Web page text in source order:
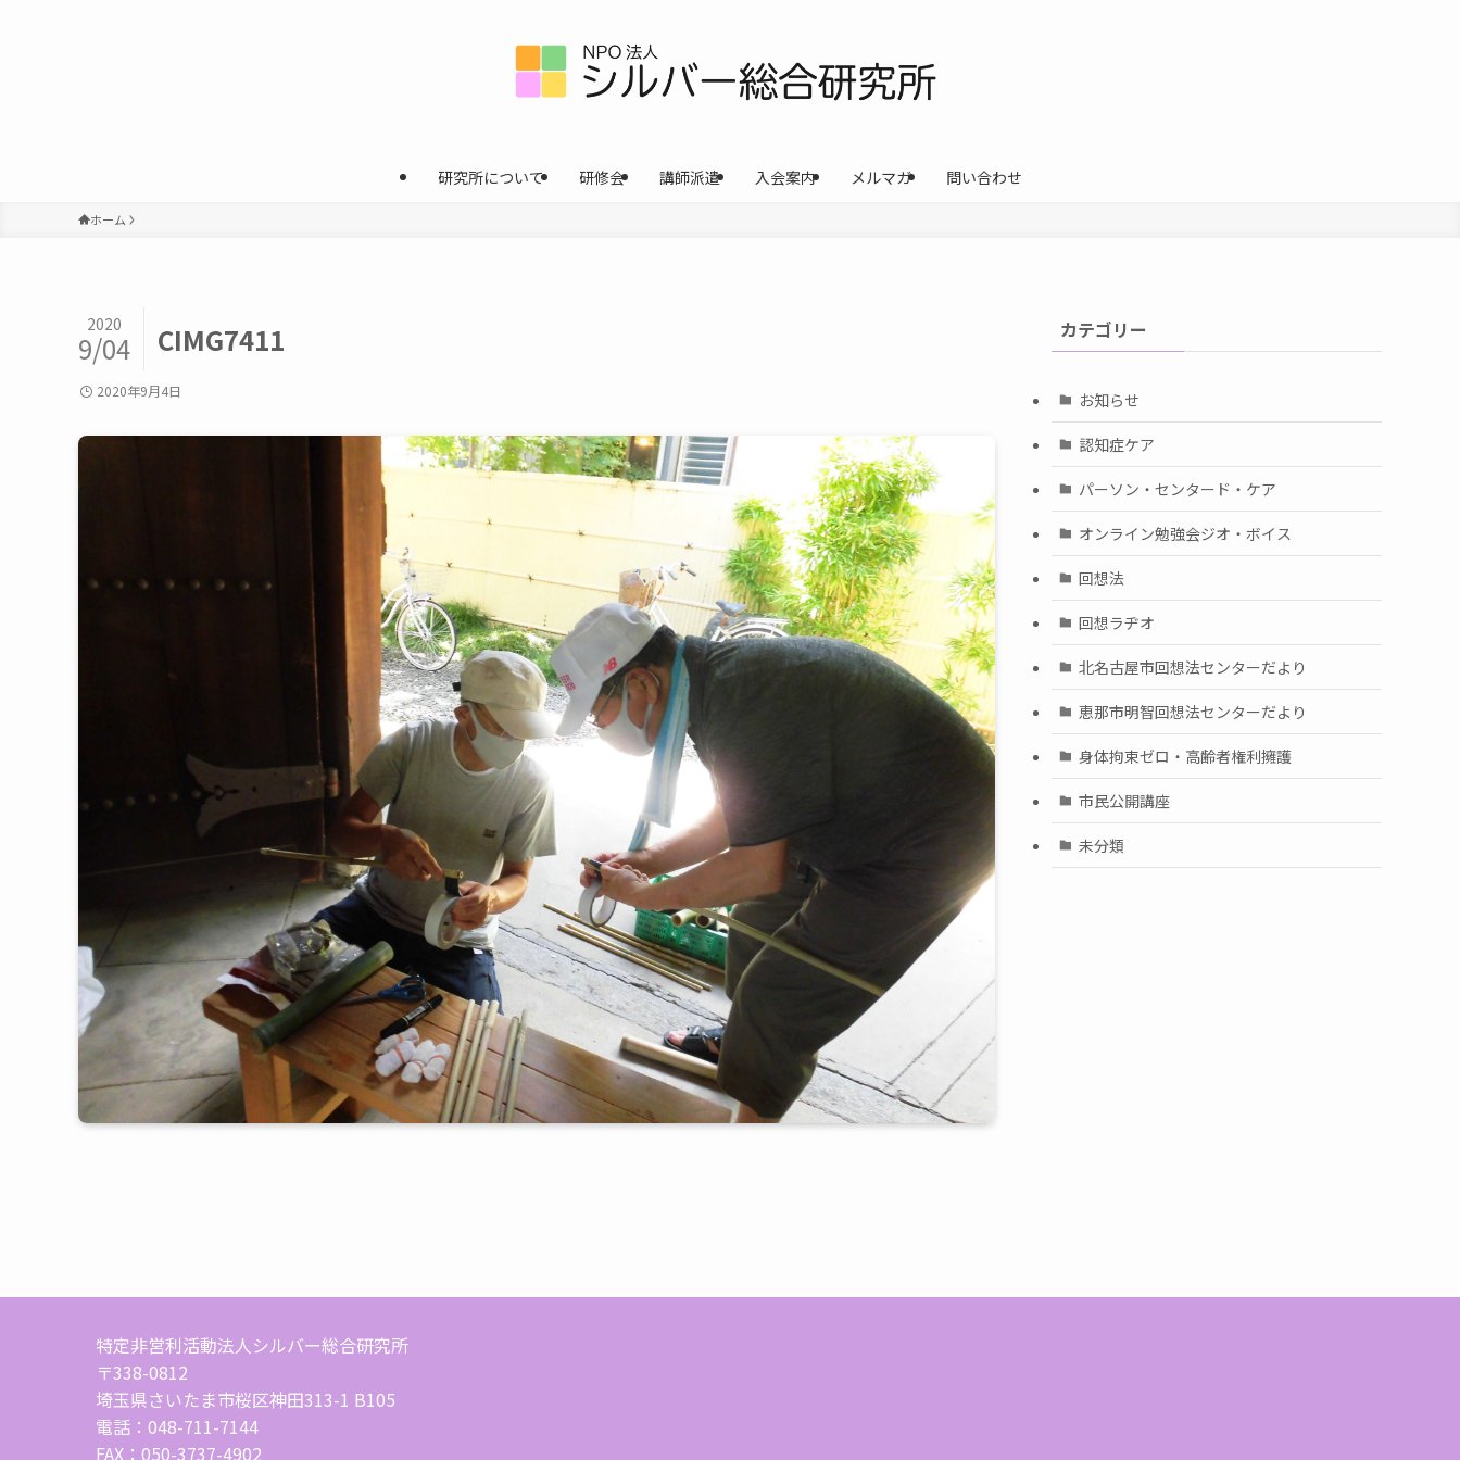
研究所について 研修会 講師派遣 入会案内 メルマガ 問い合わせ
ホーム
CIMG7411
2020
9/04
2020年9月4日
カテゴリー
お知らせ
認知症ケア
パーソン・センタード・ケア
オンライン勉強会ジオ・ボイス
回想法
回想ラヂオ
北名古屋市回想法センターだより
恵那市明智回想法センターだより
身体拘束ゼロ・高齢者権利擁護
市民公開講座
未分類
特定非営利活動法人シルバー総合研究所
〒338-0812
埼玉県さいたま市桜区神田313-1 B105
電話：048-711-7144
FAX：050-3737-4902